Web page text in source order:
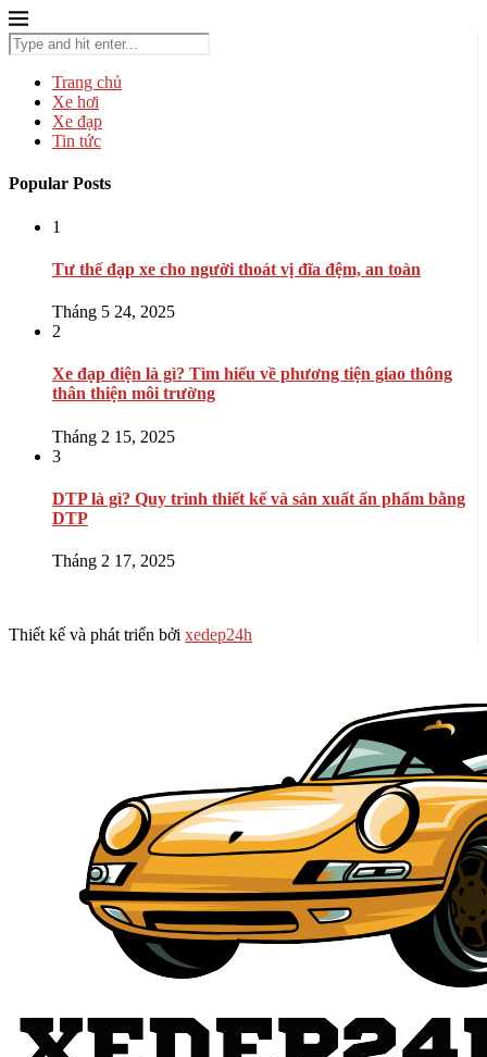
Trang chủ
Xe hơi
Xe đạp
Tin tức
Popular Posts
1
Tư thế đạp xe cho người thoát vị đĩa đệm, an toàn
Tháng 5 24, 2025
2
Xe đạp điện là gì? Tìm hiểu về phương tiện giao thông
thân thiện môi trường
Tháng 2 15, 2025
3
DTP là gì? Quy trình thiết kế và sản xuất ấn phẩm bằng
DTP
Tháng 2 17, 2025
Thiết kế và phát triển bởi xedep24h